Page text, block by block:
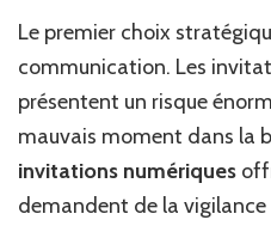
Le premier choix
communication. Les
présentent un risque
mauvais moment dans la
invitations numériques
demandent de la